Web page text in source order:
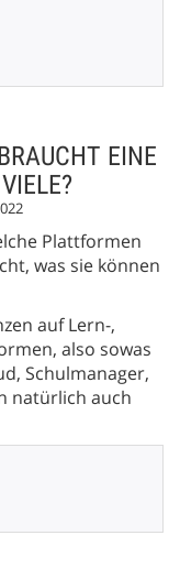
EINE
Plattformen
was sie können
auf Lern-,
also sowas
Schulmanager,
natürlich auch